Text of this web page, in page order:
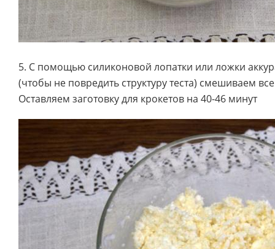
5. С помощью силиконовой лопатки или ложки
(чтобы не повредить структуру теста) смешиваем
Оставляем заготовку для крокетов на 40-46 минут